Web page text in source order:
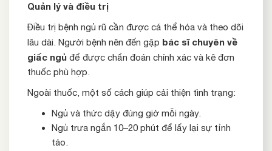
Quản lý và điều trị
Điều trị bệnh ngủ rũ cần được cá thể hóa và theo dõi
lâu dài. Người bệnh nên đến gặp bác sĩ chuyên về
giấc ngủ để được chẩn đoán chính xác và kê đơn
thuốc phù hợp.
Ngoài thuốc, một số cách giúp cải thiện tình trạng:
Ngủ và thức dậy đúng giờ mỗi ngày.
Ngủ trưa ngắn 10–20 phút để lấy lại sự tỉnh
táo.